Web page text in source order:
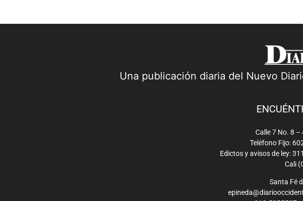
Una publicación diaria del Nuevo
Calle 7 No. 8 –
Teléfono Fijo:
Edictos y avisos de ley:
Cali
Santa Fé